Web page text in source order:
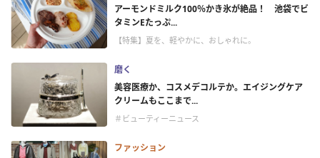
アーモンドミルク100％かき氷が絶品！ 池袋でビ
タミンEたっぷ...
【特集】夏を、軽やかに、おしゃれに。
磨く
美容医療か、コスメデコルテか。エイジングケア
クリームもここまで...
＃ビューティーニュース
ファッション